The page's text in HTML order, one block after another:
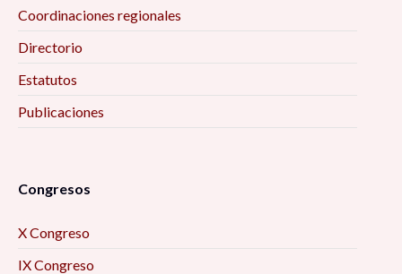
Coordinaciones regionales
Directorio
Estatutos
Publicaciones
Congresos
X Congreso
IX Congreso